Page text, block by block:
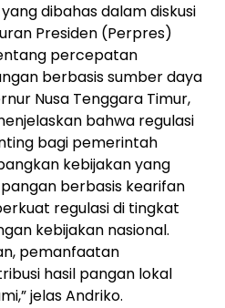
dibahas dalam diskusi
Presiden (Perpres)
percepatan
berbasis sumber daya
Nusa Tenggara Timur,
bahwa regulasi
bagi pemerintah
kebijakan yang
berbasis kearifan
regulasi di tingkat
kebijakan nasional.
pemanfaatan
hasil pangan lokal
jelas Andriko.